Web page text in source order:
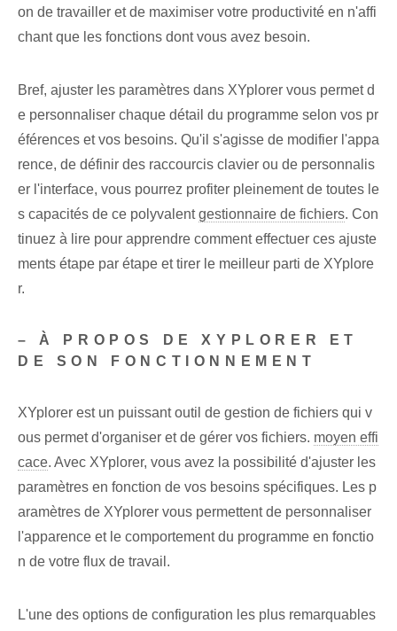
on de travailler et de maximiser votre productivité en n'affi
chant que les fonctions dont vous avez besoin.
Bref, ajuster les paramètres dans XYplorer⁢ vous permet d
e personnaliser chaque détail⁢ du programme ⁤selon vos pr
éférences et vos besoins. Qu'il s'agisse de modifier l'appa
rence, de définir des raccourcis clavier ou de personnalis
er l'interface,⁢ vous pourrez profiter pleinement de toutes le
s capacités‌ de ce polyvalent⁣gestionnaire de fichiers.⁤ Con
tinuez à lire pour ⁤apprendre comment effectuer ces ajuste
ments‌ étape par étape et tirer le meilleur parti⁢ de XYplore
r.
– À PROPOS DE XYPLORER ET
DE SON FONCTIONNEMENT
XYplorer est un puissant outil de gestion de fichiers qui v
ous permet d'organiser et de gérer vos fichiers. moyen effi
cace. Avec XYplorer, vous avez la possibilité d'ajuster les
paramètres⁤ en fonction de vos besoins spécifiques. Les p
aramètres de ‌XYplorer vous permettent de personnaliser
l'apparence et le comportement du programme en fonctio
n de votre flux de travail.
L'une des options de configuration les plus remarquables